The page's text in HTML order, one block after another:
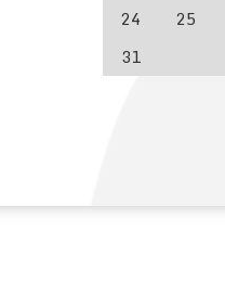
24
25
31